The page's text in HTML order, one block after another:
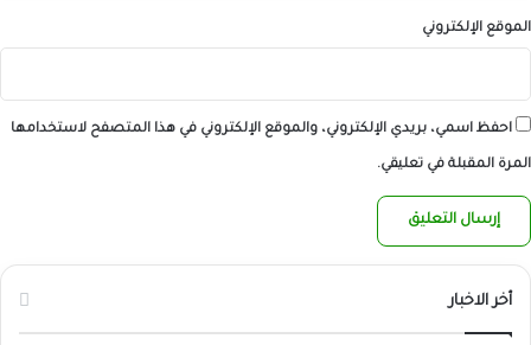
الموقع الإلكتروني
احفظ اسمي، بريدي الإلكتروني، والموقع الإلكتروني في هذا المتصفح لاستخدامها
المرة المقبلة في تعليقي.
أخر الاخبار